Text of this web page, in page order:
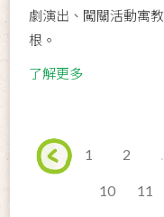
劇演出、闖關活動寓
根。
了解更多
1 2
10 11